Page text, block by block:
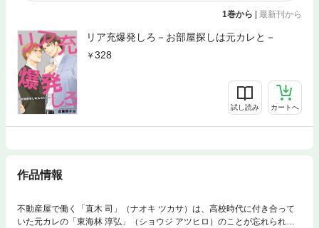
1巻から | 最新刊から
リア充爆発しろ－お部屋探しは元カレと－
328
試し読み カートへ
作品情報
不動産屋で働く「直木 司」（ナオキ ツカサ）は、高校時代に付き合って
いた元カレの「東海林 淳弘」（ショウジ アツヒロ）のことが忘れられず